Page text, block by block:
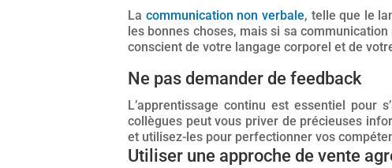
La communication non verbale, telle que le
les bonnes choses, mais si sa
conscient de votre langage corporel et de
Ne pas demander de feedback
L’apprentissage continu est essentiel
collègues peut vous priver de précieuses
et utilisez-les pour perfectionner vos
Utiliser une approche de vente